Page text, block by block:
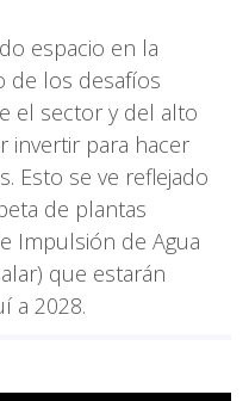
espacio en la
de los desafíos
el sector y del alto
invertir para hacer
Esto se ve reflejado
de plantas
Impulsión de Agua
que estarán
a 2028.